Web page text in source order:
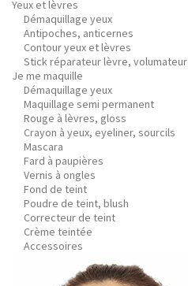
Yeux et lèvres
Démaquillage yeux
Antipoches, anticernes
Contour yeux et lèvres
Stick réparateur lèvre, volumateur
Je me maquille
Démaquillage yeux
Maquillage semi permanent
Rouge à lèvres, gloss
Crayon à yeux, eyeliner, sourcils
Mascara
Fard à paupières
Vernis à ongles
Fond de teint
Poudre de teint, blush
Correcteur de teint
Crème teintée
Accessoires